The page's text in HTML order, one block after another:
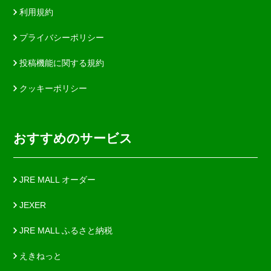
利用規約
プライバシーポリシー
投稿機能に関する規約
クッキーポリシー
おすすめのサービス
JRE MALL オーダー
JEXER
JRE MALL ふるさと納税
えきねっと